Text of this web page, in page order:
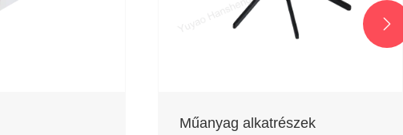
Műanyag alkatrészek
